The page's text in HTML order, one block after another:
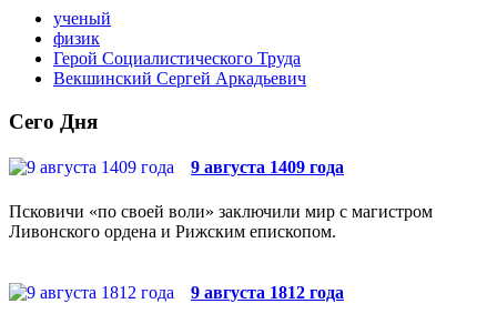
ученый
физик
Герой Социалистического Труда
Векшинский Сергей Аркадьевич
Сего Дня
9 августа 1409 года
Псковичи «по своей воли» заключили мир с магистром
Ливонского ордена и Рижским епископом.
9 августа 1812 года